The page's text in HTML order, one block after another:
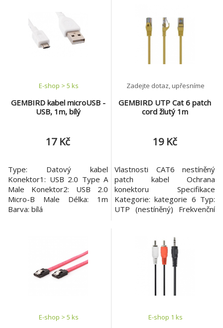
x 0,15 mm), CCA Izolace
vodiče: HDPE 0,85 mm
Stínění: neuvedeno LDPE
výplň: ano Polyesterová
mm Stínění: AL fólie LDPE
výplň: neuvedeno
Polyesterová páska: ano
GEMBIRD kabel microUSB -
USB, 1m, bílý
E-shop > 5 ks
17 Kč
Type: Datový kabel
Konektor1: USB 2.0 Type A
Male Konektor2: USB 2.0
Micro-B Male Délka: 1m
Barva: bílá
GEMBIRD UTP Cat 6 patch
cord žlutý 1m
Zadejte dotaz, upřesníme
19 Kč
Vlastnosti CAT6 nestíněný
patch kabel Ochrana
konektoru Specifikace
Kategorie: kategorie 6 Typ:
UTP (nestíněný) Frekvenční
568B Vodič: AWG 26 (drát 7
x 0,15 mm), CCA Izolace
vodiče: HDPE 0,85 mm
Stínění: neuvedeno LDPE
vodič: neuvedeno
E-shop > 5 ks E-shop 1 ks